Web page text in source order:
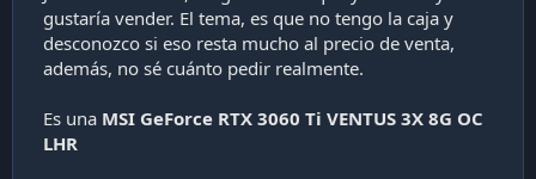
c
i
ó
gustaría vender. El tema, es que no tengo la caja y
desconozco si eso resta mucho al precio de venta,
además, no sé cuánto pedir realmente.
Es una MSI GeForce RTX 3060 Ti VENTUS 3X 8G OC
LHR